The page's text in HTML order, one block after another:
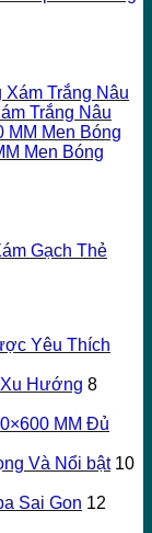
Trắng Nâu
Men Bóng
Gạch Thẻ
Yêu Thích
Hướng 8
MM Đủ
Và Nổi bật 10
Sai Gon 12